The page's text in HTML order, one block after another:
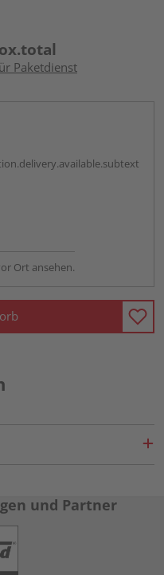
Paketdienst
Ort ansehen.
und Partner